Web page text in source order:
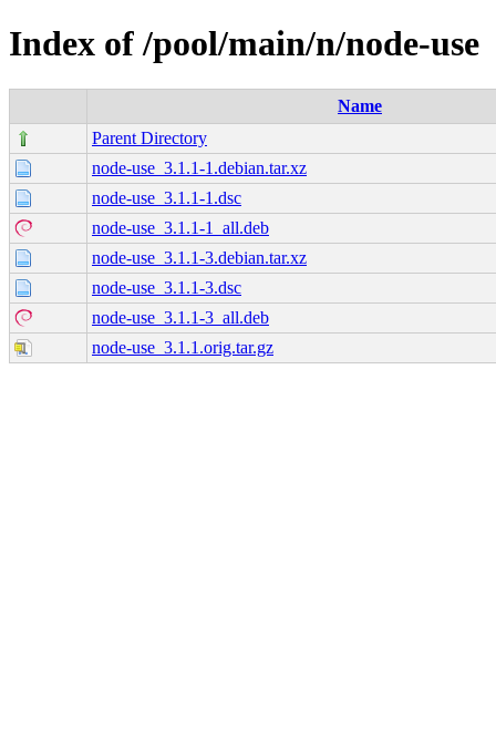
Index of /pool/main/n/node-use
Name
Parent Directory
node-use_3.1.1-1.debian.tar.xz
node-use_3.1.1-1.dsc
node-use_3.1.1-1_all.deb
node-use_3.1.1-3.debian.tar.xz
node-use_3.1.1-3.dsc
node-use_3.1.1-3_all.deb
node-use_3.1.1.orig.tar.gz